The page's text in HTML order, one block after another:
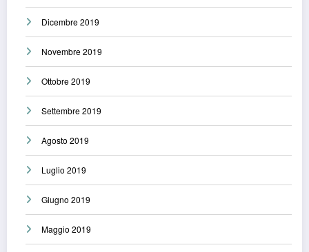
Dicembre 2019
Novembre 2019
Ottobre 2019
Settembre 2019
Agosto 2019
Luglio 2019
Giugno 2019
Maggio 2019